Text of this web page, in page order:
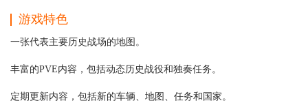
游戏特色
一张代表主要历史战场的地图。
丰富的PVE内容，包括动态历史战役和独奏任务。
定期更新内容，包括新的车辆、地图、任务和国家。